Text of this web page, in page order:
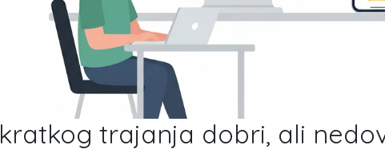
trajanja dobri, ali